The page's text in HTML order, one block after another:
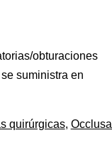
obturaciones
suministra en
quirúrgicas, Occlusal